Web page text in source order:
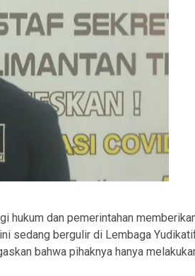
hukum dan pemerintahan
sedang bergulir di Lembaga
bahwa pihaknya hanya